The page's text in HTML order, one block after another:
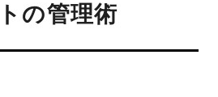
の管理術